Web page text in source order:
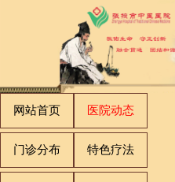
网站首页 医院动态
门诊分布 特色疗法